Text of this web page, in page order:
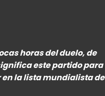
horas del duelo, de
este partido para
en la lista mundialista de